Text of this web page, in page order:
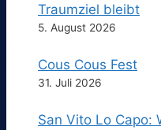
Traumziel bleibt
5. August 2026
Cous Cous Fest
31. Juli 2026
San Vito Lo Capo: